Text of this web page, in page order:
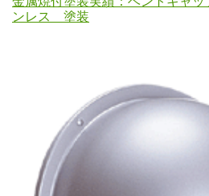
ンレス 塗装